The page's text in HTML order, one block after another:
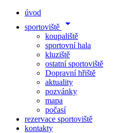
úvod
sportoviště
arrow_drop_down
koupaliště
sportovní hala
kluziště
ostatní sportoviště
Dopravní hřiště
aktuality
pozvánky
mapa
počasí
rezervace sportoviště
kontakty